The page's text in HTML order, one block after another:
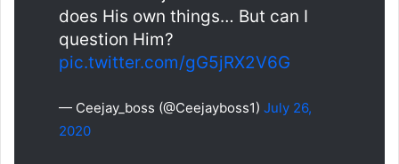
does His own things… But can I
question Him?
pic.twitter.com/gG5jRX2V6G
— Ceejay_boss (@Ceejayboss1) July 26,
2020